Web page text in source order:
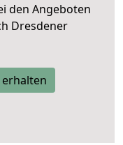
den Angeboten
Dresdener